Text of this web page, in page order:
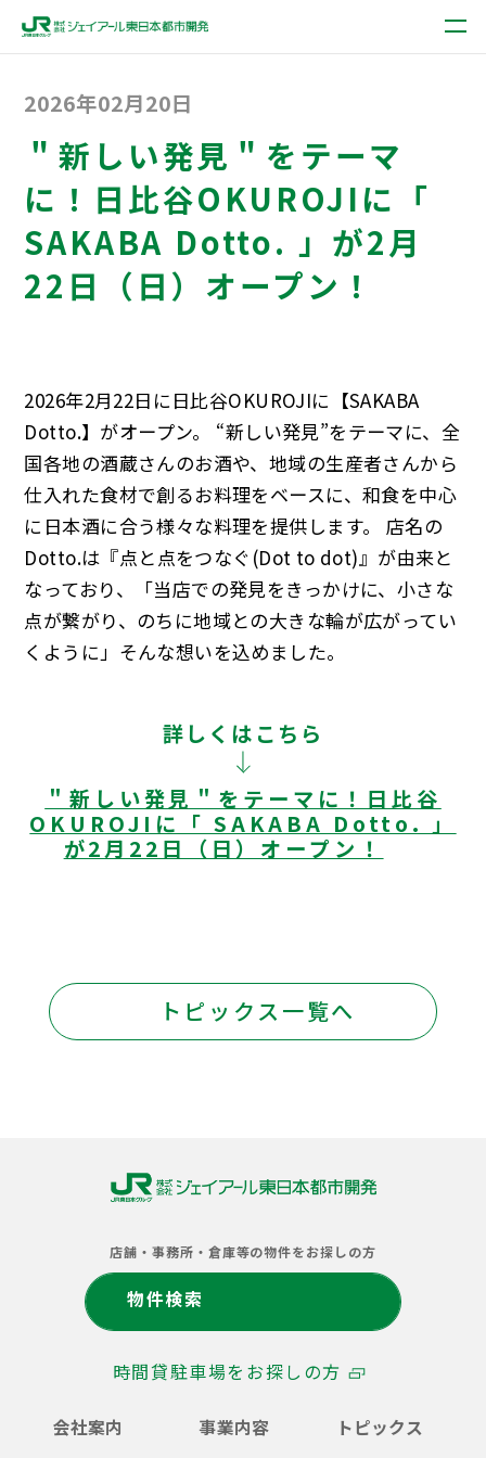
2026年02月20日
＂新しい発見＂をテーマ
に！日比谷OKUROJIに「
SAKABA Dotto. 」が2月
22日（日）オープン！
2026年2月22日に日比谷OKUROJIに【SAKABA
Dotto.】がオープン。 “新しい発見”をテーマに、全
国各地の酒蔵さんのお酒や、地域の生産者さんから
仕入れた食材で創るお料理をベースに、和食を中心
に日本酒に合う様々な料理を提供します。 店名の
Dotto.は『点と点をつなぐ(Dot to dot)』が由来と
なっており、「当店での発見をきっかけに、小さな
点が繋がり、のちに地域との大きな輪が広がってい
くように」そんな想いを込めました。
詳しくはこちら
＂新しい発見＂をテーマに！日比谷
OKUROJIに「 SAKABA Dotto. 」
が2月22日（日）オープン！
トピックス一覧へ
会
社
ェ
ア
ル
東
店舗・事務所・倉庫等の物件をお探しの方
物件検索
時間貸駐車場をお探しの方
会社案内 事業内容 トピックス